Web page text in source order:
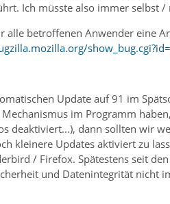
Ich müsste also immer selbst
alle betroffenen Anwender eine
Update auf 91 im
im Programm
deaktiviert...), dann sollten wir
kleinere Updates aktiviert zu
/ Firefox. Spätestens seit
und Datenintegrität